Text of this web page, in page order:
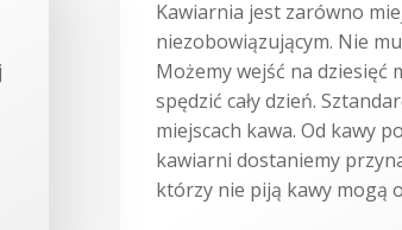
Kawiarnia jest zarówno
niezobowiązującym. Nie
Możemy wejść na dziesięć
spędzić cały dzień.
miejscach kawa. Od kawy
kawiarni dostaniemy
którzy nie piją kawy mogą